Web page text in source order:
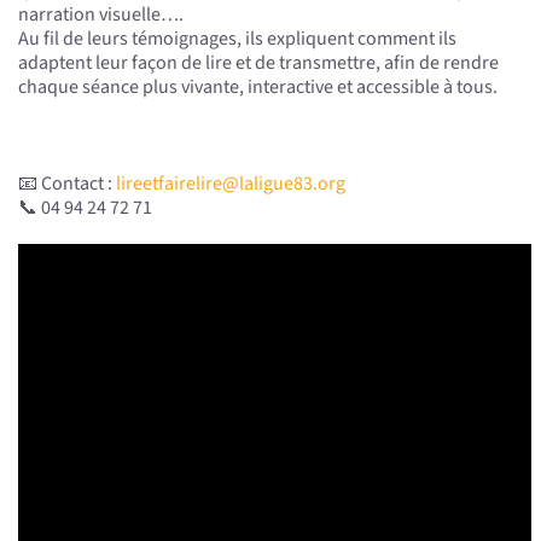
narration visuelle….
Au fil de leurs témoignages, ils expliquent comment ils
adaptent leur façon de lire et de transmettre, afin de rendre
chaque séance plus vivante, interactive et accessible à tous.
📧 Contact : lireetfairelire@laligue83.org
📞 04 94 24 72 71